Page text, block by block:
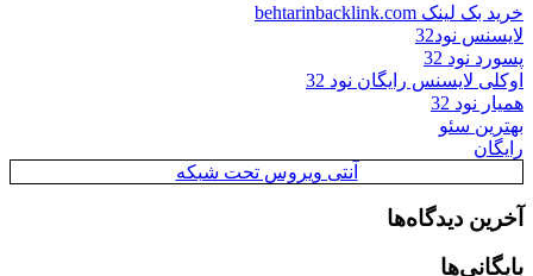
خرید بک لینک behtarinbacklink.com
لایسنس نود32
پسورد نود 32
اوکلی لایسنس رایگان نود 32
همیار نود 32
بهترین سئو
رایگان
آنتی ویروس تحت شبکه
آخرین دیدگاه‌ها
بایگانی‌ها